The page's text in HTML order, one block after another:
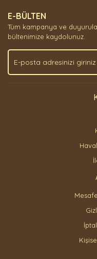
Ürün açıklamasında
Ürün bilgilerinde
Ürün fiyatı diğer
Bu ürüne benzer
E-BÜLTEN
Tüm kampanya ve
bültenimize kaydolunuz.